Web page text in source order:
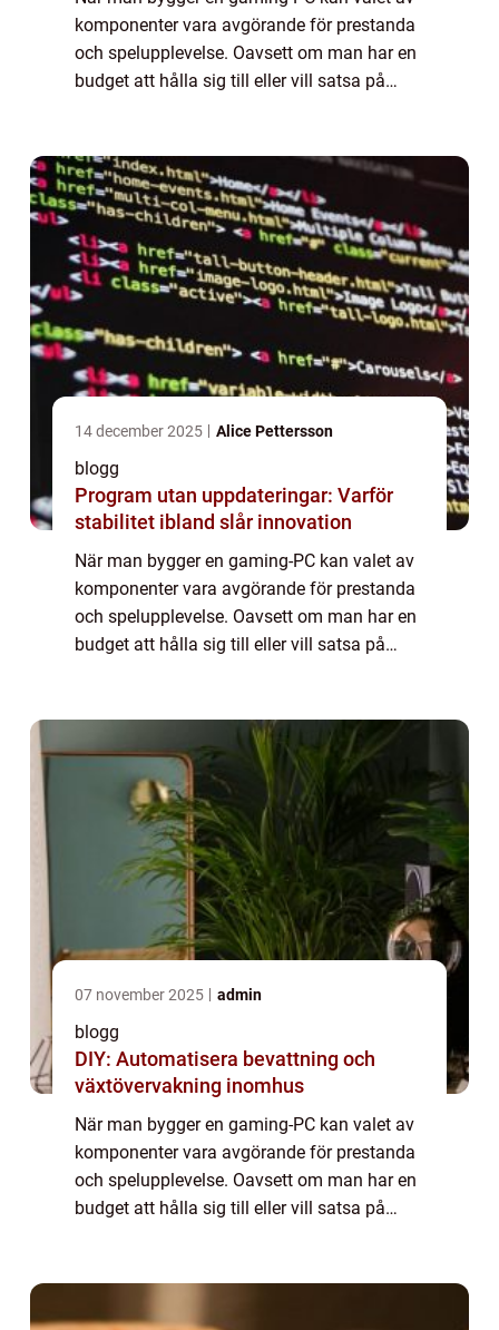
komponenter vara avgörande för prestanda
och spelupplevelse. Oavsett om man har en
budget att hålla sig till eller vill satsa på
14 december 2025 Alice Pettersson
blogg
Program utan uppdateringar: Varför
stabilitet ibland slår innovation
När man bygger en gaming-PC kan valet av
komponenter vara avgörande för prestanda
och spelupplevelse. Oavsett om man har en
budget att hålla sig till eller vill satsa på
07 november 2025 admin
blogg
DIY: Automatisera bevattning och
växtövervakning inomhus
När man bygger en gaming-PC kan valet av
komponenter vara avgörande för prestanda
och spelupplevelse. Oavsett om man har en
budget att hålla sig till eller vill satsa på